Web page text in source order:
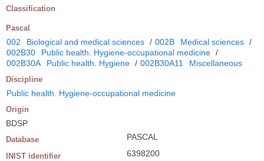
Classification
Pascal
002 Biological and medical sciences / 002B Medical sciences /
002B30
Public health. Hygiene-occupational medicine /
002B30A
Public health. Hygiene / 002B30A11 Miscellaneous
Discipline
Public health. Hygiene-occupational medicine
Origin
BDSP
Database PASCAL
INIST identifier 6398200